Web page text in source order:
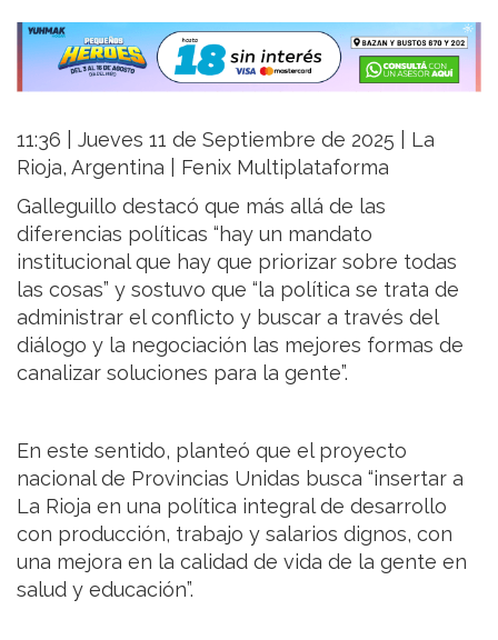
11:36 | Jueves 11 de Septiembre de 2025 | La
Rioja, Argentina | Fenix Multiplataforma
Galleguillo destacó que más allá de las
diferencias políticas “hay un mandato
institucional que hay que priorizar sobre todas
las cosas” y sostuvo que “la política se trata de
administrar el conflicto y buscar a través del
diálogo y la negociación las mejores formas de
canalizar soluciones para la gente”.
En este sentido, planteó que el proyecto
nacional de Provincias Unidas busca “insertar a
La Rioja en una política integral de desarrollo
con producción, trabajo y salarios dignos, con
una mejora en la calidad de vida de la gente en
salud y educación”.